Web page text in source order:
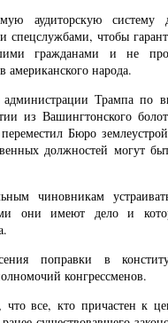
аудиторскую систему
спецслужбами, чтобы
гражданами и не
народа.
Трампа по
из Вашингтонского
Бюро
должностей могут
чиновникам
они имеют дело и
поправки в
конгрессменов.
все, кто причастен к